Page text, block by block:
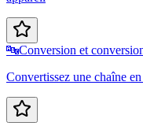
🔤Conversion et
Convertissez une chaîne